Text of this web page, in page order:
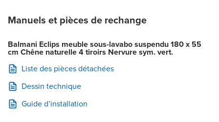
Manuels et pièces de rechange
Balmani Eclips meuble sous-lavabo suspendu 180 x 55
cm Chêne naturelle 4 tiroirs Nervure sym. vert.
Liste des pièces détachées
Dessin technique
Guide d’installation